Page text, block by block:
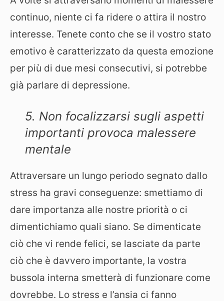
continuo, niente ci fa ridere o attira il nostro
interesse. Tenete conto che se il vostro stato
emotivo è caratterizzato da questa emozione
per più di due mesi consecutivi, si potrebbe
già parlare di depressione.
5. Non focalizzarsi sugli aspetti
importanti provoca malessere
mentale
Attraversare un lungo periodo segnato dallo
stress ha gravi conseguenze: smettiamo di
dare importanza alle nostre priorità o ci
dimentichiamo quali siano. Se dimenticate
ciò che vi rende felici, se lasciate da parte
ciò che è davvero importante, la vostra
bussola interna smetterà di funzionare come
dovrebbe. Lo stress e l’ansia ci fanno